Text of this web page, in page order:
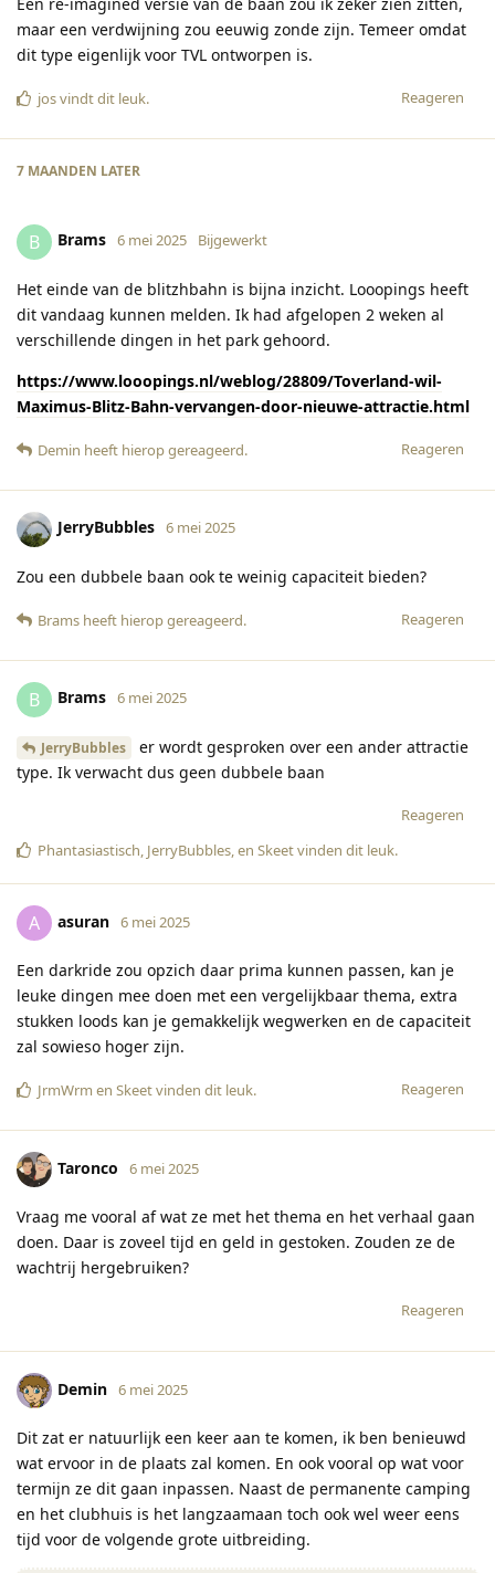
maar een verdwijning zou eeuwig zonde zijn. Temeer omdat
dit type eigenlijk voor TVL ontworpen is.
Reageren
josvindt dit leuk.
7 MAANDEN LATER
B Brams 6 mei 2025 Bijgewerkt
Het einde van de blitzhbahn is bijna inzicht. Looopings heeft
dit vandaag kunnen melden. Ik had afgelopen 2 weken al
verschillende dingen in het park gehoord.
https://www.looopings.nl/weblog/28809/Toverland-wil-
Maximus-Blitz-Bahn-vervangen-door-nieuwe-attractie.html
Reageren
Demin heeft hierop gereageerd.
JerryBubbles 6 mei 2025
Zou een dubbele baan ook te weinig capaciteit bieden?
Reageren
Brams heeft hierop gereageerd.
B Brams 6 mei 2025
JerryBubbles
er wordt gesproken over een ander attractie
type. Ik verwacht dus geen dubbele baan
Reageren
Phantasiastisch, JerryBubbles, en Skeetvinden dit leuk.
A asuran 6 mei 2025
Een darkride zou opzich daar prima kunnen passen, kan je
leuke dingen mee doen met een vergelijkbaar thema, extra
stukken loods kan je gemakkelijk wegwerken en de capaciteit
zal sowieso hoger zijn.
Reageren
JrmWrm en Skeetvinden dit leuk.
Taronco 6 mei 2025
Vraag me vooral af wat ze met het thema en het verhaal gaan
doen. Daar is zoveel tijd en geld in gestoken. Zouden ze de
wachtrij hergebruiken?
Reageren
Demin 6 mei 2025
Dit zat er natuurlijk een keer aan te komen, ik ben benieuwd
wat ervoor in de plaats zal komen. En ook vooral op wat voor
termijn ze dit gaan inpassen. Naast de permanente camping
en het clubhuis is het langzaamaan toch ook wel weer eens
tijd voor de volgende grote uitbreiding.